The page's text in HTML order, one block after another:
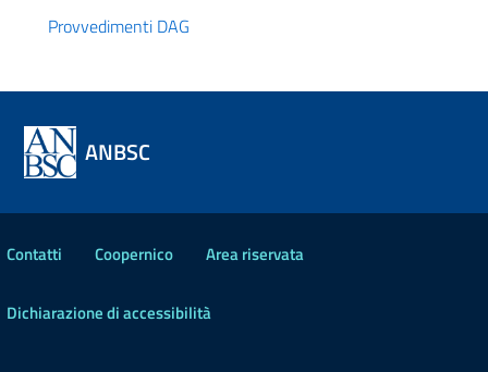
Provvedimenti DAG
ANBSC
Contatti Coopernico Area riservata
Dichiarazione di accessibilità